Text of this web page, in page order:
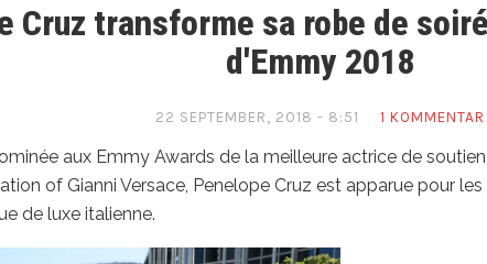
Cruz transforme sa robe de
d'Emmy 2018
22 SEPTEMBER, 2018 - 8:51 1 KOMMENTAR
aux Emmy Awards de la meilleure actrice de
of Gianni Versace, Penelope Cruz est apparue pour
de luxe italienne.